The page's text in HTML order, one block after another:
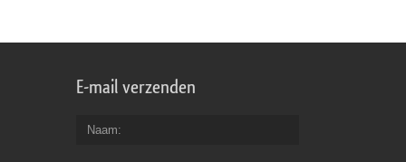
E-mail verzenden
Naam